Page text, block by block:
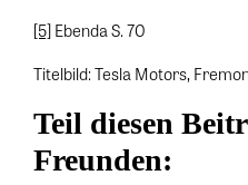
[5]Ebenda S. 70
Titelbild: Tesla Motors,
Teil diesen
Freunden: